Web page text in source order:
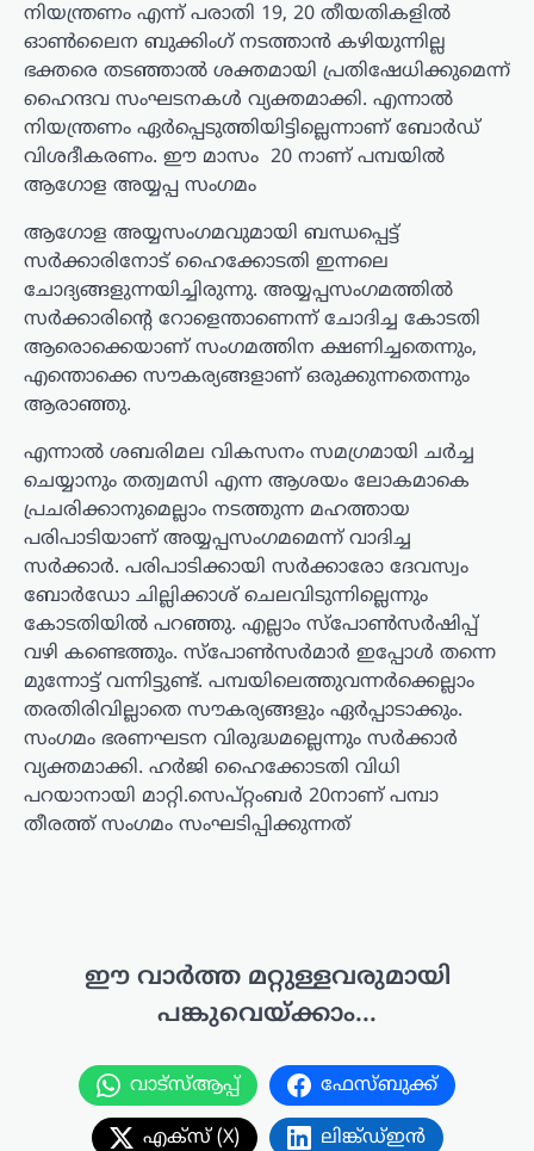
നിയന്ത്രണം എന്ന് പരാതി 19, 20 തീയതികളിൽ
ഓൺലൈന ബുക്കിംഗ് നടത്താൻ കഴിയുന്നില്ല
ഭക്തരെ തടഞ്ഞാൽ ശക്തമായി പ്രതിഷേധിക്കുമെന്ന്
ഹൈന്ദവ സംഘടനകൾ വ്യക്തമാക്കി. എന്നാല്‍
നിയന്ത്രണം ഏർപ്പെടുത്തിയിട്ടില്ലെന്നാണ് ബോർഡ്
വിശദീകരണം. ഈ മാസം 20 നാണ് പമ്പയിൽ
ആഗോള അയ്യപ്പ സംഗമം
ആഗോള അയ്യസംഗമവുമായി ബന്ധപ്പെട്ട്
സര്‍ക്കാരിനോട് ഹൈക്കോടതി ഇന്നലെ
ചോദ്യങ്ങളുന്നയിച്ചിരുന്നു. അയ്യപ്പസംഗമത്തില്‍
സര്‍ക്കാരിന്‍റെ റോളെന്താണെന്ന് ചോദിച്ച കോടതി
ആരൊക്കെയാണ് സംഗമത്തിന ക്ഷണിച്ചതെന്നും,
എന്തൊക്കെ സൗകര്യങ്ങളാണ് ഒരുക്കുന്നതെന്നും
ആരാഞ്ഞു.
എന്നാല്‍ ശബരിമല വികസനം സമഗ്രമായി ചര്‍ച്ച
ചെയ്യാനും തത്വമസി എന്ന ആശയം ലോകമാകെ
പ്രചരിക്കാനുമെല്ലാം നടത്തുന്ന മഹത്തായ
പരിപാടിയാണ് അയ്യപ്പസംഗമമെന്ന് വാദിച്ച
സര്‍ക്കാര്‍. പരിപാടിക്കായി സര്‍ക്കാരോ ദേവസ്വം
ബോര്‍ഡോ ചില്ലിക്കാശ് ചെലവിടുന്നില്ലെന്നും
കോടതിയില്‍ പറഞ്ഞു. എല്ലാം സ്പോണ്‍സര്‍ഷിപ്പ്
വഴി കണ്ടെത്തും. സ്പോണ്‍സര്‍മാര്‍ ഇപ്പോള്‍ തന്നെ
മുന്നോട്ട് വന്നിട്ടുണ്ട്. പമ്പയിലെത്തുവന്നര്‍ക്കെല്ലാം
തരതിരിവില്ലാതെ സൗകര്യങ്ങളും ഏര്‍പ്പാടാക്കും.
സംഗമം ഭരണഘടന വിരുദ്ധമല്ലെന്നും സര്‍ക്കാര്‍
വ്യക്തമാക്കി. ഹര്‍ജി ഹൈക്കോടതി വിധി
പറയാനായി മാറ്റി.സെപ്റ്റംബര്‍ 20നാണ് പമ്പാ
തീരത്ത് സംഗമം സംഘടിപ്പിക്കുന്നത്
ഈ വാർത്ത മറ്റുള്ളവരുമായി
പങ്കുവെയ്ക്കാം...
വാട്സ്ആപ്പ് ഫേസ്ബുക്ക്
എക്സ് (X) ലിങ്ക്ഡ്ഇൻ